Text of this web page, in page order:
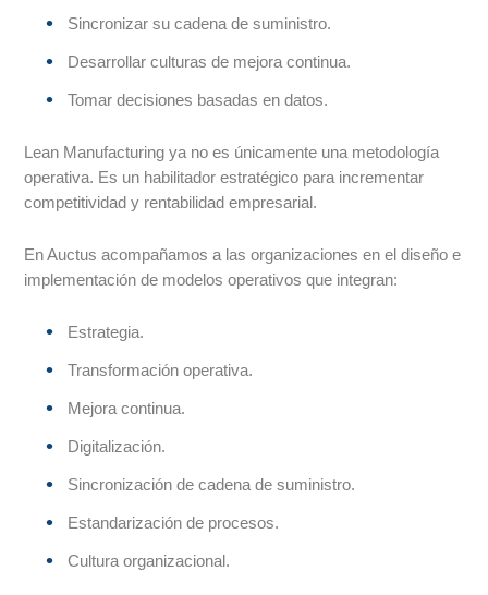
Sincronizar su cadena de suministro.
Desarrollar culturas de mejora continua.
Tomar decisiones basadas en datos.
Lean Manufacturing ya no es únicamente una metodología
operativa. Es un habilitador estratégico para incrementar
competitividad y rentabilidad empresarial.
En Auctus acompañamos a las organizaciones en el diseño e
implementación de modelos operativos que integran:
Estrategia.
Transformación operativa.
Mejora continua.
Digitalización.
Sincronización de cadena de suministro.
Estandarización de procesos.
Cultura organizacional.